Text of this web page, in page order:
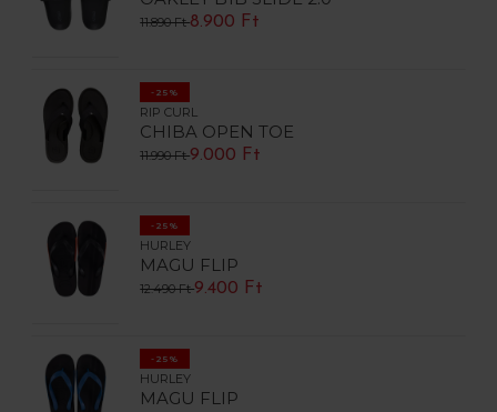
11.890 Ft8.900 Ft
-25%
RIP CURL
CHIBA OPEN TOE
11.990 Ft9.000 Ft
-25%
HURLEY
MAGU FLIP
12.490 Ft9.400 Ft
-25%
HURLEY
MAGU FLIP